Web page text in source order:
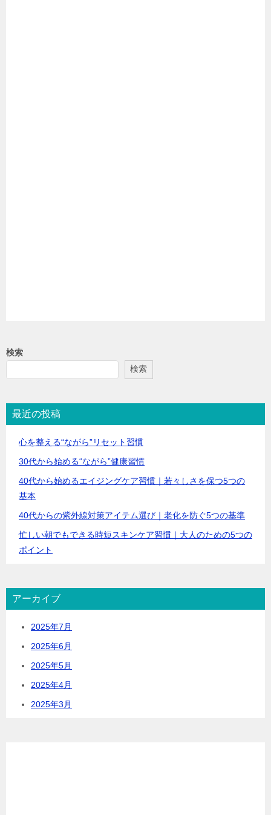
検索
検索
最近の投稿
心を整える“ながら”リセット習慣
30代から始める“ながら”健康習慣
40代から始めるエイジングケア習慣｜若々しさを保つ5つの
基本
40代からの紫外線対策アイテム選び｜老化を防ぐ5つの基準
忙しい朝でもできる時短スキンケア習慣｜大人のための5つの
ポイント
アーカイブ
2025年7月
2025年6月
2025年5月
2025年4月
2025年3月